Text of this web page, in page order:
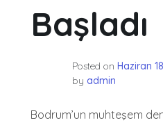
Başladı
Posted on Haziran
by admin
Bodrum’un muhteşem